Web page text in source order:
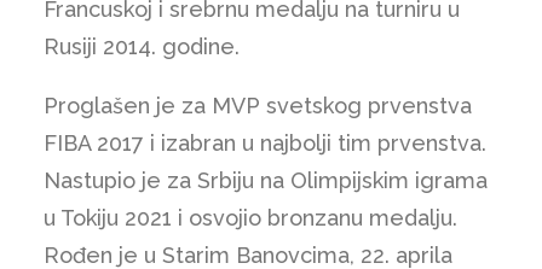
Francuskoj i srebrnu medalju na turniru u
Rusiji 2014. godine.
Proglašen je za MVP svetskog prvenstva
FIBA 2017 i izabran u najbolji tim prvenstva.
Nastupio je za Srbiju na Olimpijskim igrama
u Tokiju 2021 i osvojio bronzanu medalju.
Rođen je u Starim Banovcima, 22. aprila